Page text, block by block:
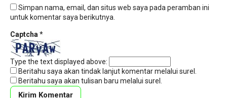
Simpan nama, email, dan situs web saya pada peramban ini
untuk komentar saya berikutnya.
Captcha*
Type the text displayed above:
Beritahu saya akan tindak lanjut komentar melalui surel.
Beritahu saya akan tulisan baru melalui surel.